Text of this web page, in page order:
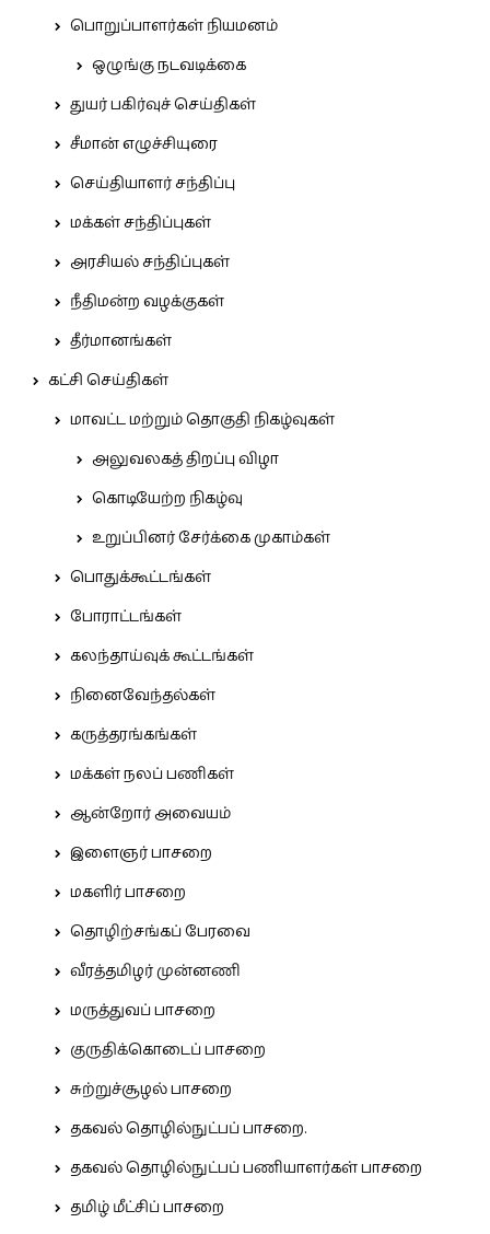
பொறுப்பாளர்கள் நியமனம்
ஒழுங்கு நடவடிக்கை
துயர் பகிர்வுச் செய்திகள்
சீமான் எழுச்சியுரை
செய்தியாளர் சந்திப்பு
மக்கள் சந்திப்புகள்
அரசியல் சந்திப்புகள்
நீதிமன்ற வழக்குகள்
தீர்மானங்கள்
கட்சி செய்திகள்
மாவட்ட மற்றும் தொகுதி நிகழ்வுகள்
அலுவலகத் திறப்பு விழா
கொடியேற்ற நிகழ்வு
உறுப்பினர் சேர்க்கை முகாம்கள்
பொதுக்கூட்டங்கள்
போராட்டங்கள்
கலந்தாய்வுக் கூட்டங்கள்
நினைவேந்தல்கள்
கருத்தரங்கங்கள்
மக்கள் நலப் பணிகள்
ஆன்றோர் அவையம்
இளைஞர் பாசறை
மகளிர் பாசறை
தொழிற்சங்கப் பேரவை
வீரத்தமிழர் முன்னணி
மருத்துவப் பாசறை
குருதிக்கொடைப் பாசறை
சுற்றுச்சூழல் பாசறை
தகவல் தொழில்நுட்பப் பாசறை.
தகவல் தொழில்நுட்பப் பணியாளர்கள் பாசறை
தமிழ் மீட்சிப் பாசறை